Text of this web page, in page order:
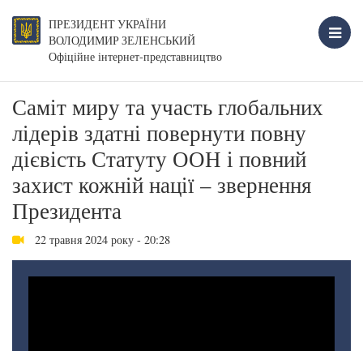
ПРЕЗИДЕНТ УКРАЇНИ
ВОЛОДИМИР ЗЕЛЕНСЬКИЙ
Офіційне інтернет-представництво
Саміт миру та участь глобальних
лідерів здатні повернути повну
дієвість Статуту ООН і повний
захист кожній нації – звернення
Президента
22 травня 2024 року - 20:28